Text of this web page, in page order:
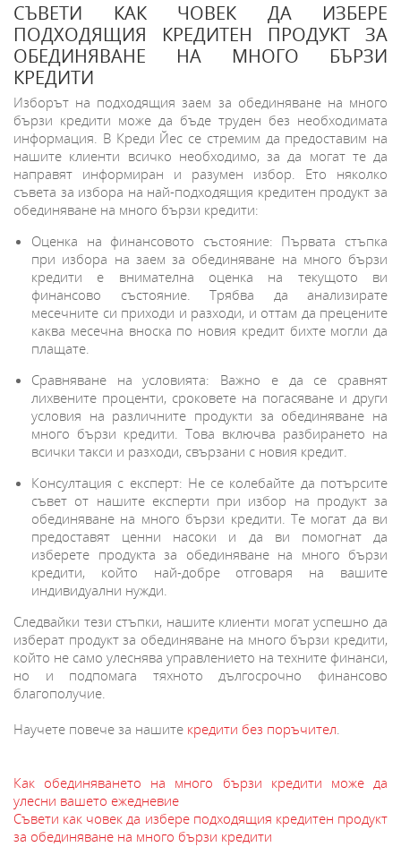
СЪВЕТИ КАК ЧОВЕК ДА ИЗБЕРЕ
ПОДХОДЯЩИЯ КРЕДИТЕН ПРОДУКТ ЗА
ОБЕДИНЯВАНЕ НА МНОГО БЪРЗИ
КРЕДИТИ
Изборът на подходящия заем за обединяване на много
бързи кредити може да бъде труден без необходимата
информация. В Креди Йес се стремим да предоставим на
нашите клиенти всичко необходимо, за да могат те да
направят информиран и разумен избор. Ето няколко
съвета за избора на най-подходящия кредитен продукт за
обединяване на много бързи кредити:
Оценка на финансовото състояние: Първата стъпка
при избора на заем за обединяване на много бързи
кредити е внимателна оценка на текущото ви
финансово състояние. Трябва да анализирате
месечните си приходи и разходи, и оттам да прецените
каква месечна вноска по новия кредит бихте могли да
плащате.
Сравняване на условията: Важно е да се сравнят
лихвените проценти, сроковете на погасяване и други
условия на различните продукти за обединяване на
много бързи кредити. Това включва разбирането на
всички такси и разходи, свързани с новия кредит.
Консултация с експерт: Не се колебайте да потърсите
съвет от нашите експерти при избор на продукт за
обединяване на много бързи кредити. Те могат да ви
предоставят ценни насоки и да ви помогнат да
изберете продукта за обединяване на много бързи
кредити, който най-добре отговаря на вашите
индивидуални нужди.
Следвайки тези стъпки, нашите клиенти могат успешно да
изберат продукт за обединяване на много бързи кредити,
който не само улеснява управлението на техните финанси,
но и подпомага тяхното дългосрочно финансово
благополучие.
Научете повече за нашите кредити без поръчител.
Как обединяването на много бързи кредити може да
улесни вашето ежедневие
Съвети как човек да избере подходящия кредитен продукт
за обединяване на много бързи кредити